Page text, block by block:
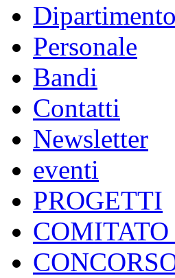
Dipartimento
Personale
Bandi
Contatti
Newsletter
eventi
PROGETTI